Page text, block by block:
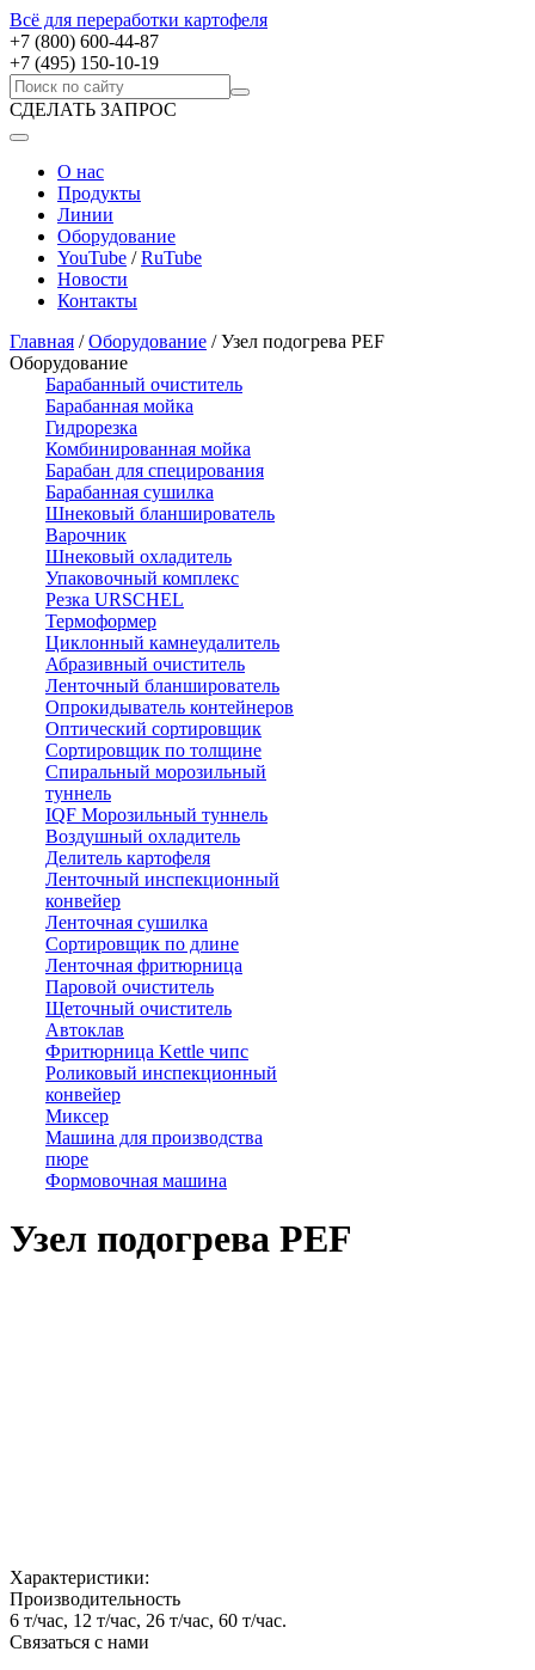
Всё для переработки картофеля
+7 (800) 600-44-87
+7 (495) 150-10-19
СДЕЛАТЬ ЗАПРОС
О нас
Продукты
Линии
Оборудование
YouTube /RuTube
Новости
Контакты
Главная /Оборудование /Узел подогрева PEF
Оборудование
Барабанный очиститель
Барабанная мойка
Гидрорезка
Комбинированная мойка
Барабан для специрования
Барабанная сушилка
Шнековый бланширователь
Варочник
Шнековый охладитель
Упаковочный комплекс
Резка URSCHEL
Термоформер
Циклонный камнеудалитель
Абразивный очиститель
Ленточный бланширователь
Опрокидыватель контейнеров
Оптический сортировщик
Сортировщик по толщине
Спиральный морозильный
туннель
IQF Морозильный туннель
Воздушный охладитель
Делитель картофеля
Ленточный инспекционный
конвейер
Ленточная сушилка
Сортировщик по длине
Ленточная фритюрница
Паровой очиститель
Щеточный очиститель
Автоклав
Фритюрница Kettle чипс
Роликовый инспекционный
конвейер
Миксер
Машина для производства
пюре
Формовочная машина
Узел подогрева PEF
Характеристики:
Производительность
6 т/час, 12 т/час, 26 т/час, 60 т/час.
Связаться с нами